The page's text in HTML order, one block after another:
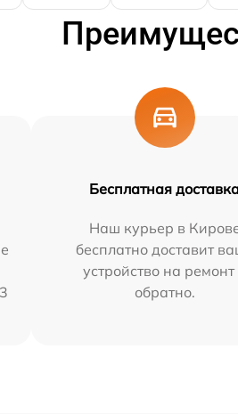
Бесплатная
Наш курьер в
бесплатно доставит
устройство на ремонт
обратно.